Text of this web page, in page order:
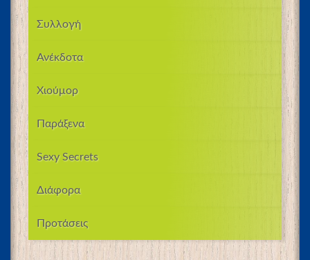
Συλλογή
Ανέκδοτα
Χιούμορ
Παράξενα
Sexy Secrets
Διάφορα
Προτάσεις